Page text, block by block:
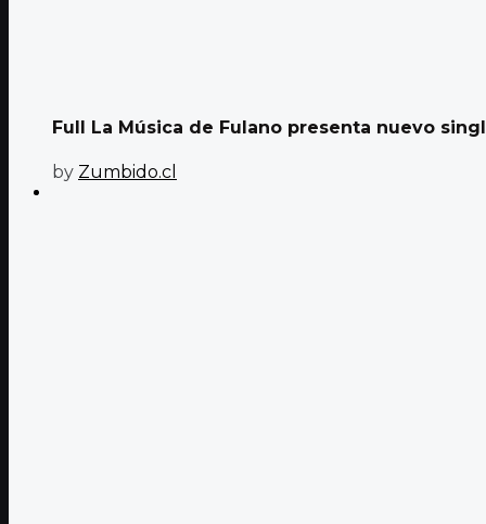
Full La Música de Fulano presenta nuevo
by Zumbido.cl